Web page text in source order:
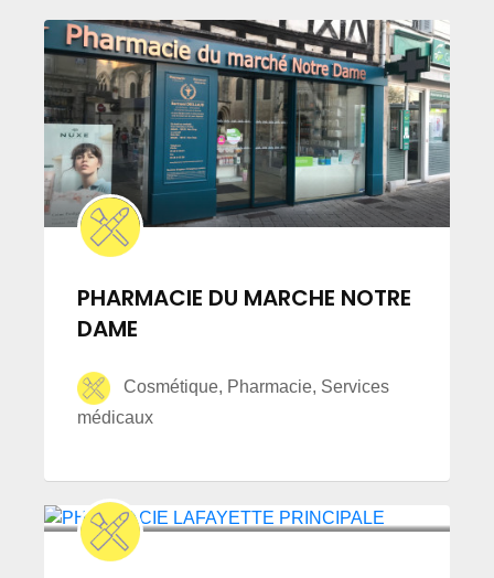
PHARMACIE DU MARCHE NOTRE
DAME
Cosmétique, Pharmacie, Services
médicaux